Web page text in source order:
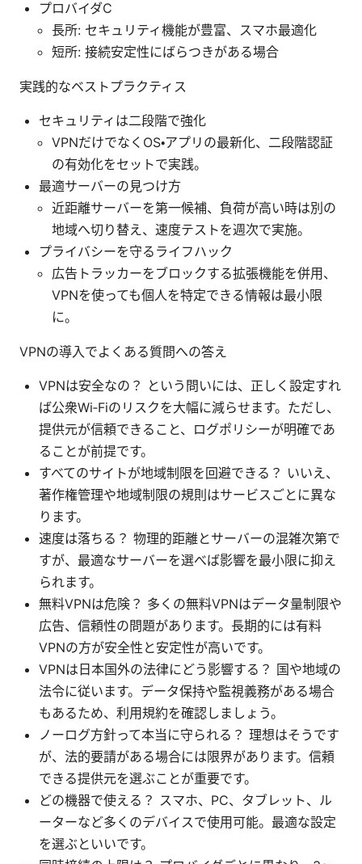
プロバイダC
長所: セキュリティ機能が豊富、スマホ最適化
短所: 接続安定性にばらつきがある場合
実践的なベストプラクティス
セキュリティは二段階で強化
VPNだけでなくOS・アプリの最新化、二段階認証
の有効化をセットで実践。
最適サーバーの見つけ方
近距離サーバーを第一候補、負荷が高い時は別の
地域へ切り替え、速度テストを週次で実施。
プライバシーを守るライフハック
広告トラッカーをブロックする拡張機能を併用、
VPNを使っても個人を特定できる情報は最小限
に。
VPNの導入でよくある質問への答え
VPNは安全なの？ という問いには、正しく設定すれ
ば公衆Wi‑Fiのリスクを大幅に減らせます。ただし、
提供元が信頼できること、ログポリシーが明確であ
ることが前提です。
すべてのサイトが地域制限を回避できる？ いいえ、
著作権管理や地域制限の規則はサービスごとに異な
ります。
速度は落ちる？ 物理的距離とサーバーの混雑次第で
すが、最適なサーバーを選べば影響を最小限に抑え
られます。
無料VPNは危険？ 多くの無料VPNはデータ量制限や
広告、信頼性の問題があります。長期的には有料
VPNの方が安全性と安定性が高いです。
VPNは日本国外の法律にどう影響する？ 国や地域の
法令に従います。データ保持や監視義務がある場合
もあるため、利用規約を確認しましょう。
ノーログ方針って本当に守られる？ 理想はそうです
が、法的要請がある場合には限界があります。信頼
できる提供元を選ぶことが重要です。
どの機器で使える？ スマホ、PC、タブレット、ル
ーターなど多くのデバイスで使用可能。最適な設定
を選ぶといいです。